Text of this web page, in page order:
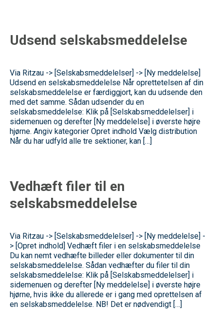
Udsend selskabsmeddelelse
Via Ritzau -> [Selskabsmeddelelser] -> [Ny meddelelse]
Udsend en selskabsmeddelelse Når oprettetelsen af din
selskabsmeddelelse er færdiggjort, kan du udsende den
med det samme. Sådan udsender du en
selskabsmeddelelse: Klik på [Selskabsmeddelelser] i
sidemenuen og derefter [Ny meddelelse] i øverste højre
hjørne. Angiv kategorier Opret indhold Vælg distribution
Når du har udfyld alle tre sektioner, kan […]
Vedhæft filer til en
selskabsmeddelelse
Via Ritzau -> [Selskabsmeddelelser] -> [Ny meddelelse] -
> [Opret indhold] Vedhæft filer i en selskabsmeddelelse
Du kan nemt vedhæfte billeder eller dokumenter til din
selskabsmeddelelse. Sådan vedhæfter du filer til din
selskabsmeddelelse: Klik på [Selskabsmeddelelser] i
sidemenuen og derefter [Ny meddelelse] i øverste højre
hjørne, hvis ikke du allerede er i gang med oprettelsen af
en selskabsmeddelelse. NB! Det er nødvendigt […]